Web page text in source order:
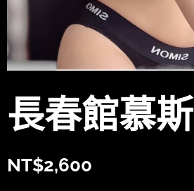
長春館慕斯
NT$2,600